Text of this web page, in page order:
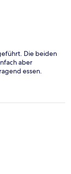
Die beiden
aber
essen.